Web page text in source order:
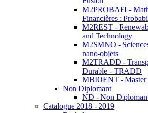
M2PROBAFI -
Financières :
M2REST -
and Technology
M2SMNO -
nano-objets
M2TRADD -
Durable - TRADD
MBIOENT - Master
Non Diplomant
ND - Non
Catalogue 2018 - 2019